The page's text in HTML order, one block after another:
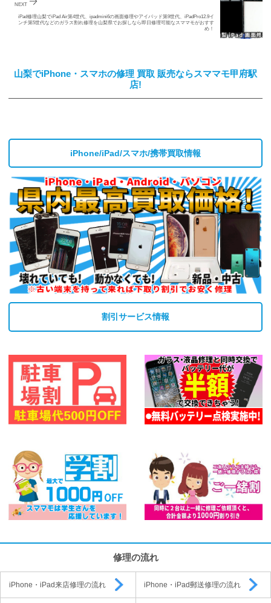
NEXT
iPad修理山梨でiPad Air第4世代、ipadmini6の画面修理やアイパッド第9世代、iPadPro12.9イ
ンチ第5世代などのガラス割れ修理を山梨県でお探しなら即日修理可能なスママモがおすす
め！
山梨でiPhone・スマホの修理 買取 販売ならスママモ甲府駅
店!
iPhone/iPad/スマホ/携帯買取情報
割引サービス情報
修理の流れ
iPhone・iPad来店修理の流れ iPhone・iPad郵送修理の流れ